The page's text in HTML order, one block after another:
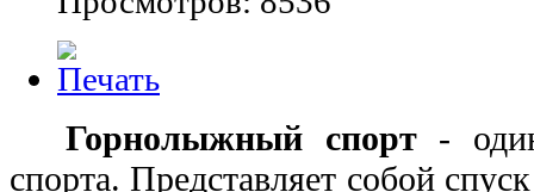
Горнолыжный спорт-
спорта. Представляет собой